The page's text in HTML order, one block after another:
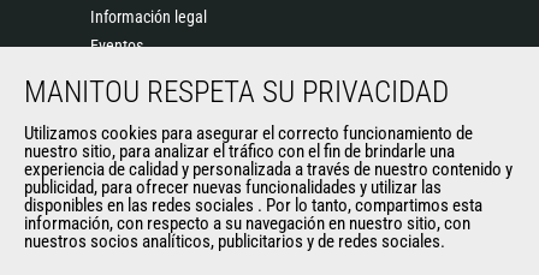
Información legal
Eventos
Historia
General Terms and Conditions of Sale
OTROS SITIOS DEL GRUPO
Manitou Group
MANITOU RESPETA SU PRIVACIDAD
Utilizamos cookies para asegurar el correcto funcionamiento de
nuestro sitio, para analizar el tráfico con el fin de brindarle una
experiencia de calidad y personalizada a través de nuestro contenido y
publicidad, para ofrecer nuevas funcionalidades y utilizar las
disponibles en las redes sociales . Por lo tanto, compartimos esta
información, con respecto a su navegación en nuestro sitio, con
nuestros socios analíticos, publicitarios y de redes sociales.